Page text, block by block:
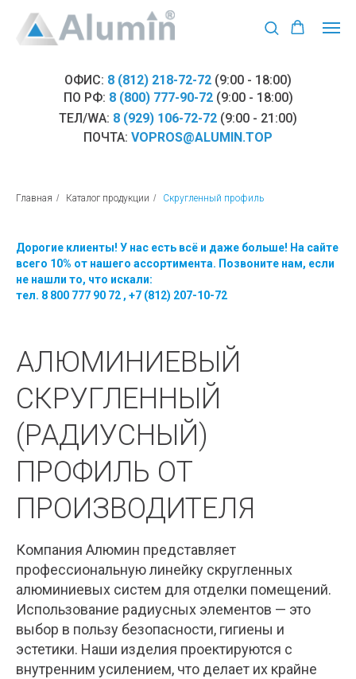
ОФИС: 8 (812) 218-72-72 (9:00 - 18:00)
ПО РФ: 8 (800) 777-90-72 (9:00 - 18:00)
ТЕЛ/WA: 8 (929) 106-72-72 (9:00 - 21:00)
ПОЧТА: VOPROS@ALUMIN.TOP
Главная / Каталог продукции / Скругленный профиль
Дорогие клиенты! У нас есть всё и даже больше! На сайте
всего 10% от нашего ассортимента. Позвоните нам, если
не нашли то, что искали:
тел. 8 800 777 90 72 , +7 (812) 207-10-72
АЛЮМИНИЕВЫЙ
СКРУГЛЕННЫЙ
(РАДИУСНЫЙ)
ПРОФИЛЬ ОТ
ПРОИЗВОДИТЕЛЯ
Компания Алюмин представляет
профессиональную линейку скругленных
алюминиевых систем для отделки помещений.
Использование радиусных элементов — это
выбор в пользу безопасности, гигиены и
эстетики. Наши изделия проектируются с
внутренним усилением, что делает их крайне